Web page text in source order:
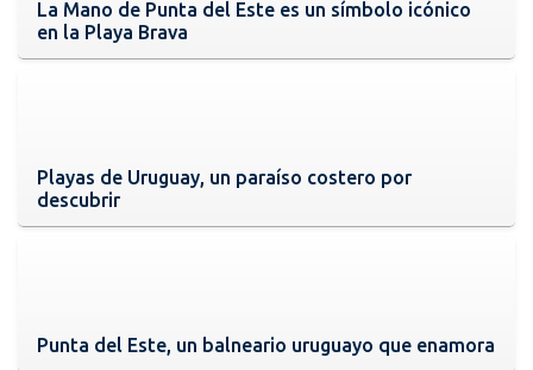
La Mano de Punta del Este es un símbolo icónico
en la Playa Brava
Playas de Uruguay, un paraíso costero por
descubrir
Punta del Este, un balneario uruguayo que enamora